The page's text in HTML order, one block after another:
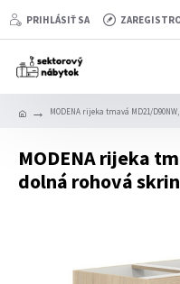
PRIHLÁSIŤ SA
MODENA rijeka tmavá MD21/
MODENA rijeka
dolná rohová